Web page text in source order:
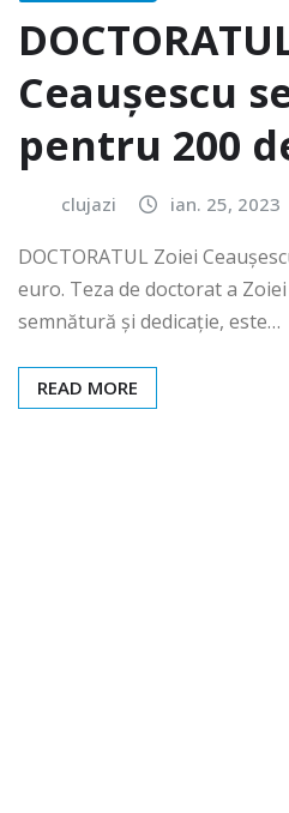
Ceaușescu
pentru 200
clujazi ian. 25, 2023
DOCTORATUL Zoiei
euro. Teza de doctorat a Zoiei
semnătură şi dedicaţie, este…
READ MORE